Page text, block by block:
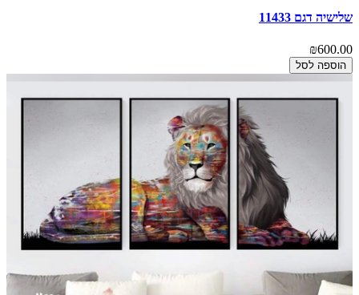
שלישיה דגם 11433
₪600.00
הוספה לסל